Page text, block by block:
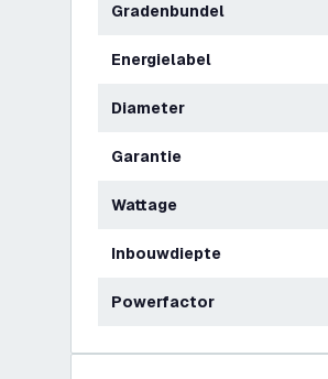
Gradenbundel
Energielabel
Diameter
Garantie
Wattage
Inbouwdiepte
Powerfactor